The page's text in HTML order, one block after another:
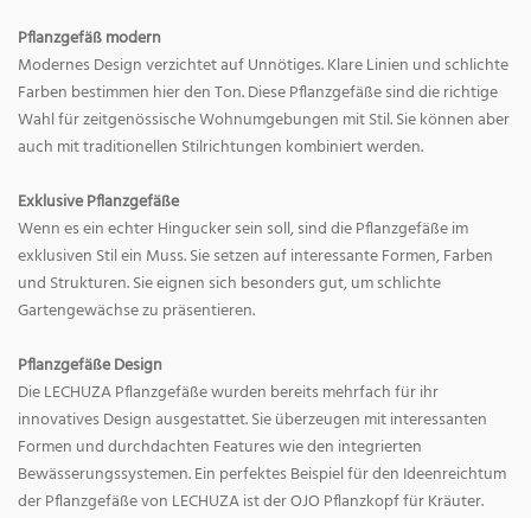
Pflanzgefäß modern
Modernes Design verzichtet auf Unnötiges. Klare Linien und schlichte
Farben bestimmen hier den Ton. Diese Pflanzgefäße sind die richtige
Wahl für zeitgenössische Wohnumgebungen mit Stil. Sie können aber
auch mit traditionellen Stilrichtungen kombiniert werden.
Exklusive Pflanzgefäße
Wenn es ein echter Hingucker sein soll, sind die Pflanzgefäße im
exklusiven Stil ein Muss. Sie setzen auf interessante Formen, Farben
und Strukturen. Sie eignen sich besonders gut, um schlichte
Gartengewächse zu präsentieren.
Pflanzgefäße Design
Die LECHUZA Pflanzgefäße wurden bereits mehrfach für ihr
innovatives Design ausgestattet. Sie überzeugen mit interessanten
Formen und durchdachten Features wie den integrierten
Bewässerungssystemen. Ein perfektes Beispiel für den Ideenreichtum
der Pflanzgefäße von LECHUZA ist der OJO Pflanzkopf für Kräuter.